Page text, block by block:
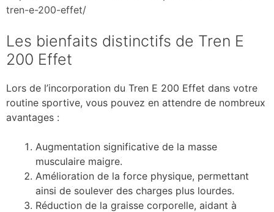
tren-e-200-effet/
Les bienfaits distinctifs de Tren E
200 Effet
Lors de l’incorporation du Tren E 200 Effet dans votre
routine sportive, vous pouvez en attendre de nombreux
avantages :
Augmentation significative de la masse
musculaire maigre.
Amélioration de la force physique, permettant
ainsi de soulever des charges plus lourdes.
Réduction de la graisse corporelle, aidant à